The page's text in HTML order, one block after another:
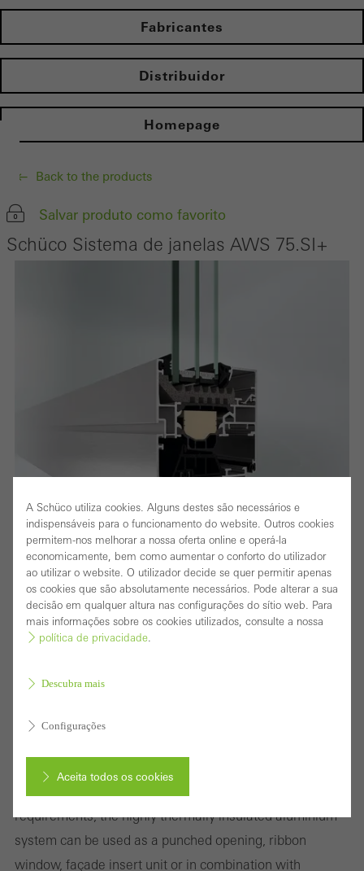
Fabricantes
Distribuidor
Homepage
Back to the products
Salvar produto como favorito
Schüco Sistema de janelas AWS 75.SI+
Fensterschnitt
Improved thermal insulation, security and
The optimised Schüco AWS 75.SI+ (Super Insulation)
standard window system for the 75 mm basic depth is
requirements, the highly thermally insulated aluminium
system can be used as a punched opening, ribbon
window, façade insert unit or in combination with
A Schüco utiliza cookies. Alguns destes são necessários e
indispensáveis para o funcionamento do website. Outros cookies
permitem-nos melhorar a nossa oferta online e operá-la
economicamente, bem como aumentar o conforto do utilizador
ao utilizar o website. O utilizador decide se quer permitir apenas
os cookies que são absolutamente necessários. Pode alterar a sua
decisão em qualquer altura nas configurações do sítio web. Para
mais informações sobre os cookies utilizados, consulte a nossa
política de privacidade.
Descubra mais
Configurações
Aceita todos os cookies